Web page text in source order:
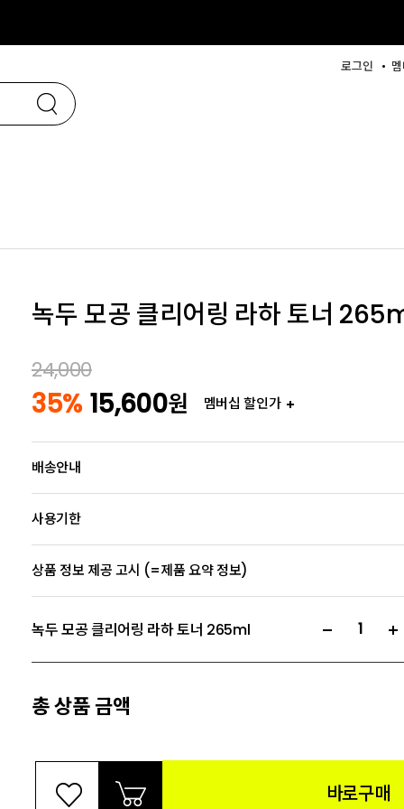
로그인
녹두 모공 클리어링 라하 토너
24,000
35% 15,600원 멤버십 할인가
배송안내
사용기한
상품 정보 제공 고시 (=제품 요약 정보)
녹두 모공 클리어링 라하 토너 265ml
총 상품 금액
바로구매